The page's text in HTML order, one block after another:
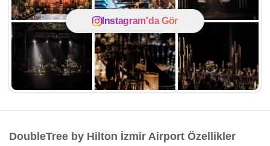
Instagram'da Gör
DoubleTree by Hilton İzmir Airport Özellikler